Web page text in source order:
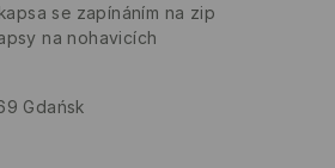
se zapínáním na zip
na nohavicích
Gdańsk